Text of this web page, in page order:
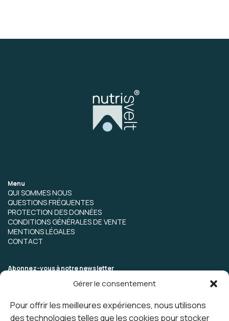
Gérer le consentement
Pour offrir les meilleures expériences, nous utilisons
des technologies telles que les cookies pour stocker
Menu
QUI SOMMES NOUS
QUESTIONS FRÉQUENTES
PROTECTION DES DONNÉES
CONDITIONS GÉNÉRALES DE VENTE
MENTIONS LÉGALES
CONTACT
Abonnez-vous à notre newsletter